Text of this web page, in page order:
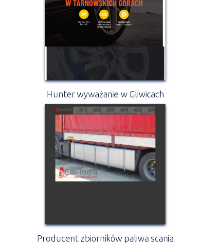
Hunter wyważanie w Gliwicach
Producent zbiorników paliwa scania